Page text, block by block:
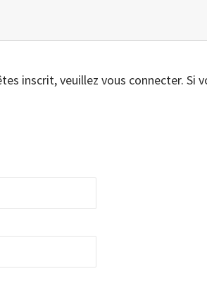
inscrit, veuillez vous connecter. Si